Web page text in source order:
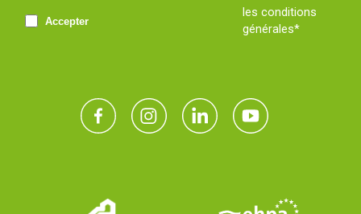
Accepter
les conditions
générales*